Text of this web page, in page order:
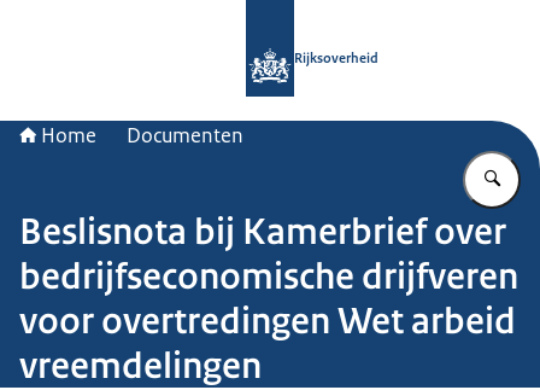
Rijksoverheid
Home Documenten
Beslisnota bij Kamerbrief over
bedrijfseconomische drijfveren
voor overtredingen Wet arbeid
vreemdelingen